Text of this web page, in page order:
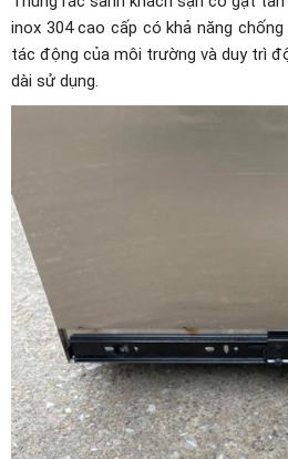
inox 304 cao cấp có khả năng
tác động của môi trường và duy trì
dài sử dụng.